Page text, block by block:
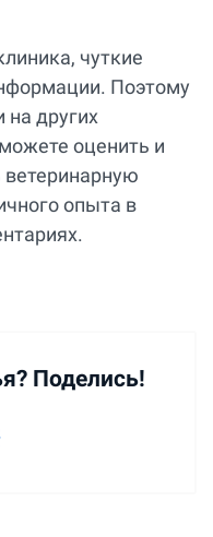
чуткие
Поэтому
на других
оценить и
ветеринарную
опыта в
Поделись!